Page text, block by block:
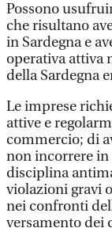
Possono
che risultano
in Sardegna e
operativa attiva
della Sardegna
Le imprese
attive e
commercio; di
non incorrere in
disciplina
violazioni gravi
nei confronti
versamento dei